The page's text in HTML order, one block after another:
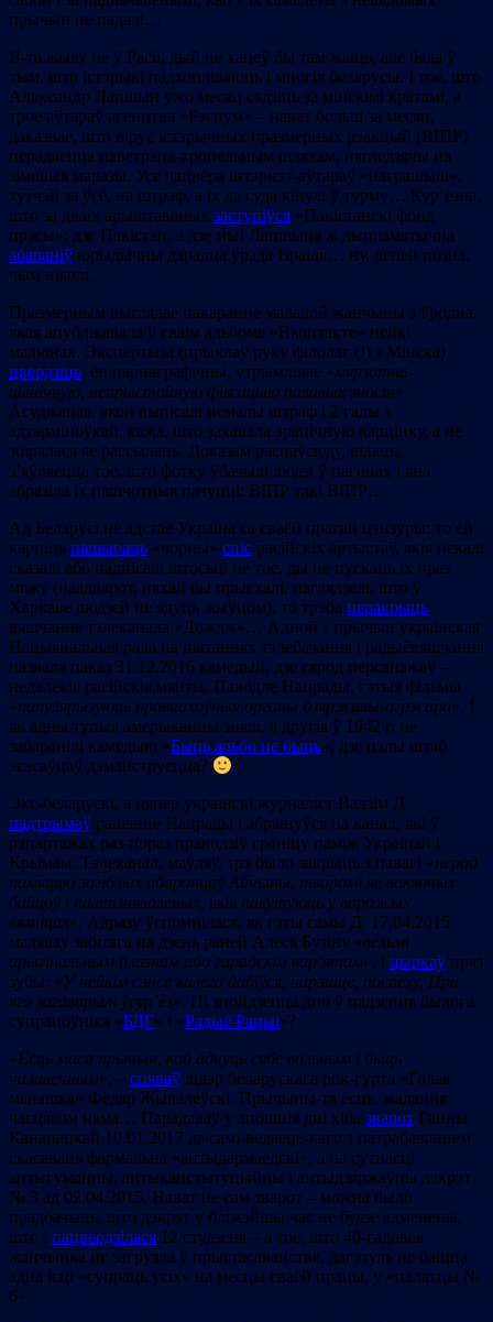
прычын не падалі…
Я-та жыву не ў Расіі, дый не хацеў бы там жыць, але бяда ў
тым, што істэрыкі падхопліваюць і многія беларусы. І тое, што
Аляксандр Лапшын ужо месяц сядзіць за мінскімі кратамі, а
трое аўтараў агенцтва «Рэгнум» – нават больш за месяц,
даказвае, што вірус істэрычных празмерных рэакцый (ВІПР)
перадаецца паветрана-кропельным шляхам, нягледзячы на
зімовыя маразы. Усе чацвёра інтэрнэт-аўтараў «награшылі»,
хутчэй за ўсё, на штраф, а іх да суда кінулі ў турму… Кур’ёзна,
што за дваіх арыштаваных заступіўся «Пакістанскі фонд
прэсы»; дзе Пакістан, а дзе мы! Лапшына ж дыпламатычна
абараніў юрыдычны дарадца ўрада Ізраіля… ну, лепей позна,
чым ніколі.
Празмерным выглядае пакаранне маладой жанчыны з Гродна,
якая апублікавала ў сваім альбоме «Вконтакте» нейкі
малюнак. Экспертыза (прыклаў руку філолаг (!) з Мінска)
цвердзіць: ён парнаграфічны, утрымлівае «мярзотна-
цынічную, непрыстойную фіксацыю палавых зносін».
Асуджаная, якой выпісалі немалы штраф і 2 гады з
адтэрміноўкай, кажа, што захавала эрацічную карцінку, а не
збіралася яе рассылаць. Доказам распаўсюду, відаць,
з’яўляецца тое, што фотку ўбачылі людзі ў пагонах і яна
абразіла іх пяшчотныя пачуцці: ВІПР такі ВІПР…
Ад Беларусі не адстае Украіна са сваёй прагай цэнзуры: то ёй
карціць пашыраць «чорны» спіс расійскіх артыстаў, якія некалі
сказалі або падпісалі штосьці не тое, ды не пускаць іх праз
мяжу (наадварот, няхай бы прыехалі, паглядзелі, што ў
Харкаве людзей не ядуць жыўцом), то трэба перакрыць
вяшчанне тэлеканала «Дождж»… Адной з прычын украінская
Нацыянальная рада па пытаннях тэлебачання і радыёвяшчання
назвала паказ 31.12.2016 камедый, дзе сярод персанажаў –
недалёкія расійскія мянты. Паводле Нацрады, гэтыя фільмы
«папулярызуюць праваахоўныя органы дзяржавы-агрэсара». І
як адны тупыя амерыканцы знялі, а другія ў 1942 г. не
забаранілі камедыю «Быць альбо не быць», дзе цэлы штаб
эсэсаўцаў дэманструецца?
Экс-беларускі, а цяпер украінскі журналіст Вадзім Д.
падтрымаў рашэнне Нацрады і абрынуўся на канал, які ў
рэпартажах раз-пораз праводзіў граніцу паміж Украінай і
Крымам. Тэлеканал, маўляў, трэ было закрыць з павагі «перад
памяццю загіблых абаронцаў Айчыны, тварамі яе ваюючых
байцоў і палітзняволеных, якія пакутуюць у варожых
вязніцах». Адразу ўспомнілася, як гэты самы Д. 17.04.2015
маляваў забітага на дзень раней Алеся Бузіну «вельмі
арыгінальным блазнам або гарадскім вар’ятам», і цыркаў праз
зубы: «У нейкім сэнсе калега дабіўся, нарэшце, поспеху. Пра
яго загаварылі ўсур’ёз». Ці знойдзецца дно ў падзення былога
супрацоўніка «БДГ» і «Радыё Рацыі»?
«Ёсць маса прычын, каб адчуць сябе вольным і быць
чалавечным», – спяваў лідэр беларускага рок-гурта «Голая
манашка» Фёдар Жывалеўскі. Прычыны-та ёсць, жадання
часцяком няма… Парадаваў у апошнія дні хіба зварот Ганны
Канапацкай 10.01.2017 да самі-ведаеце-каго з патрабаваннем
скасаваць фармальна «антыдармаедскі», а па сутнасці
антыгуманны, антыканстытуцыйны і антыдзяржаўны дэкрэт
№ 3 ад 02.04.2015. Нават не сам зварот – можна было
прадбачыць, што дэкрэт у бліжэйшы час не будзе адменены,
што і пацвердзілася 12 студзеня – а тое, што 40-гадовая
жанчынка не загрузла ў прыстасаванстве, дагэтуль не баіцца
адна ісці «супраць усіх» на месцы сваёй працы, у «палатцы №
6».